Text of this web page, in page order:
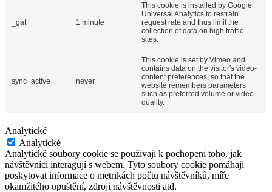
_gat 1 minute
This cookie is installed by Google
Universal Analytics to restrain
request rate and thus limit the
collection of data on high traffic
sites.
sync_active never
This cookie is set by Vimeo and
contains data on the visitor's video-
content preferences, so that the
website remembers parameters
such as preferred volume or video
quality.
Analytické
Analytické
Analytické soubory cookie se používají k pochopení toho, jak
návštěvníci interagují s webem. Tyto soubory cookie pomáhají
poskytovat informace o metrikách počtu návštěvníků, míře
okamžitého opuštění, zdroji návštěvnosti atd.